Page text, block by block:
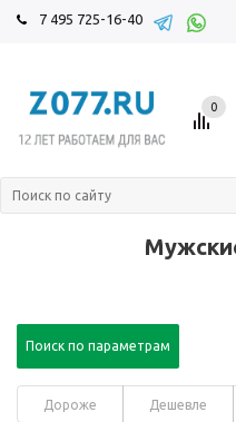
7 495 725-16-40
0
Поиск по параметрам
Дороже Дешевле